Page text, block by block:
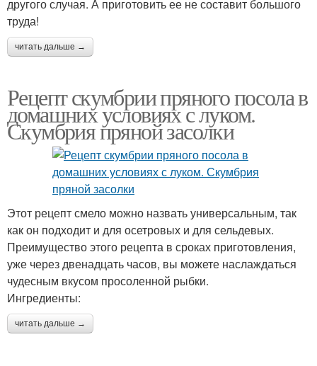
другого случая. А приготовить ее не составит большого
труда!
читать дальше →
Рецепт скумбрии пряного посола в
домашних условиях с луком.
Скумбрия пряной засолки
Этот рецепт смело можно назвать универсальным, так
как он подходит и для осетровых и для сельдевых.
Преимущество этого рецепта в сроках приготовления,
уже через двенадцать часов, вы можете наслаждаться
чудесным вкусом просоленной рыбки.
Ингредиенты:
читать дальше →